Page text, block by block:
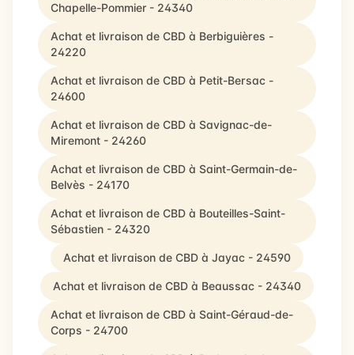
Chapelle-Pommier - 24340
Achat et livraison de CBD à Berbiguières -
24220
Achat et livraison de CBD à Petit-Bersac -
24600
Achat et livraison de CBD à Savignac-de-
Miremont - 24260
Achat et livraison de CBD à Saint-Germain-de-
Belvès - 24170
Achat et livraison de CBD à Bouteilles-Saint-
Sébastien - 24320
Achat et livraison de CBD à Jayac - 24590
Achat et livraison de CBD à Beaussac - 24340
Achat et livraison de CBD à Saint-Géraud-de-
Corps - 24700